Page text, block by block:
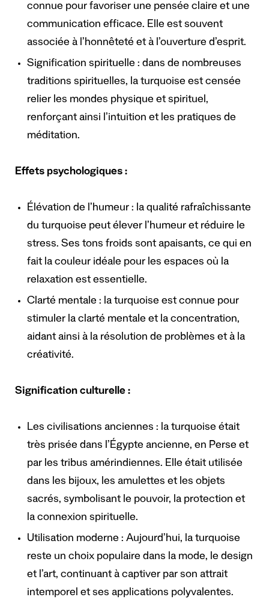
connue pour favoriser une pensée claire et une
communication efficace. Elle est souvent
associée à l’honnêteté et à l’ouverture d’esprit.
Signification spirituelle : dans de nombreuses
traditions spirituelles, la turquoise est censée
relier les mondes physique et spirituel,
renforçant ainsi l’intuition et les pratiques de
méditation.
Effets psychologiques :
Élévation de l’humeur : la qualité rafraîchissante
du turquoise peut élever l’humeur et réduire le
stress. Ses tons froids sont apaisants, ce qui en
fait la couleur idéale pour les espaces où la
relaxation est essentielle.
Clarté mentale : la turquoise est connue pour
stimuler la clarté mentale et la concentration,
aidant ainsi à la résolution de problèmes et à la
créativité.
Signification culturelle :
Les civilisations anciennes : la turquoise était
très prisée dans l’Égypte ancienne, en Perse et
par les tribus amérindiennes. Elle était utilisée
dans les bijoux, les amulettes et les objets
sacrés, symbolisant le pouvoir, la protection et
la connexion spirituelle.
Utilisation moderne : Aujourd’hui, la turquoise
reste un choix populaire dans la mode, le design
et l’art, continuant à captiver par son attrait
intemporel et ses applications polyvalentes.